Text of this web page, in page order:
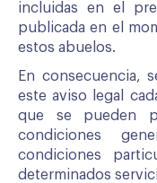
incluidas en el
publicada en el
estos abuelos.
En consecuencia,
este aviso legal
que se pueden
condiciones
condiciones
determinados